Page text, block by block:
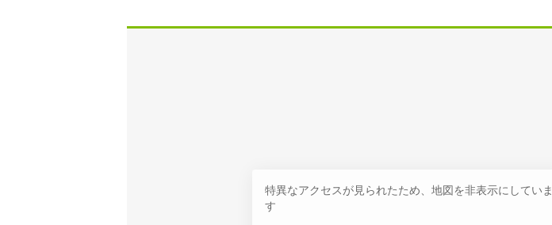
特異なアクセスが見られたため、地図を非表示にしていま
す